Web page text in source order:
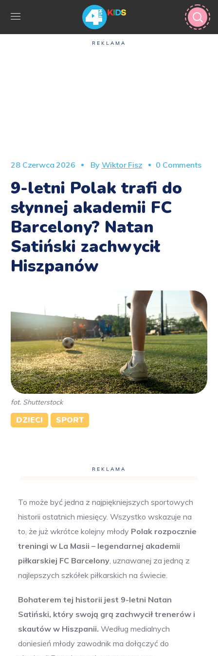
REKLAMA
28 Czerwca 2026 By Wiktor Fisz 0 Comments
9-letni Polak trafi do
słynnej akademii FC
Barcelony? Natan
Satiński zachwycił
Hiszpanów
fot. Shutterstock
DZIECI SPORT
REKLAMA
To może być jedna z najpiękniejszych sportowych
historii ostatnich miesięcy. Wszystko wskazuje na
to, że już wkrótce kolejny młody Polak rozpocznie
treningi w La Masii – legendarnej akademii
piłkarskiej FC Barcelony , uznawanej za jedną z
najlepszych szkółek piłkarskich na świecie.
Bohaterem tej historii jest 9-letni Natan
Satiński, który swoją grą zachwycił trenerów i
skautów w Hiszpanii. Według medialnych
doniesień młody zawodnik ma dołączyć do